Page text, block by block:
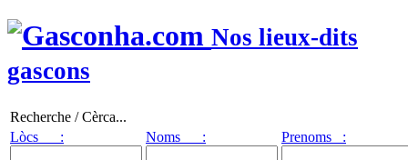
Nos lieux-dits
gascons
Recherche / Cèrca...
Lòcs :
Noms : Prenoms :